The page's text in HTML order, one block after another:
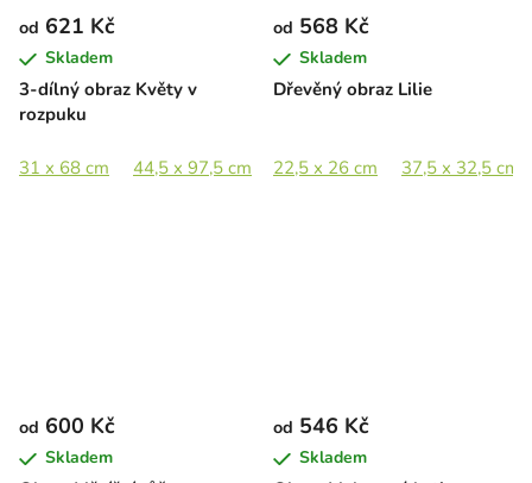
3-dílný obraz Květy v
rozpuku
od 621 Kč
Skladem
31 x 68 cm 44,5 x 97,5 cm 65 x 142,5 cm 89 x 195,5 cm
Dřevěný obraz Lilie
od 568 Kč
Skladem
22,5 x 26 cm 37,5 x 32,5 cm
od 600 Kč
Skladem
od 546 Kč
Skladem